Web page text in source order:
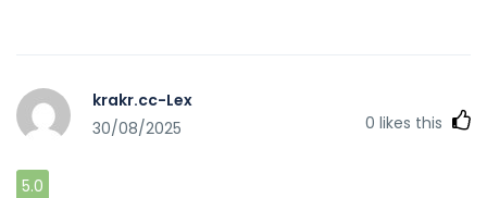
krakr.cc-Lex
30/08/2025
0 likes this
5.0